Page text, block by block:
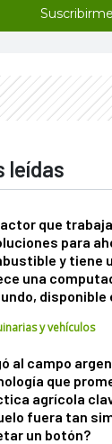
Suscribirme
leídas
que trabaja
para
y tiene
una
disponible
y vehículos
al campo
que
agrícola
fuera tan
un botón?